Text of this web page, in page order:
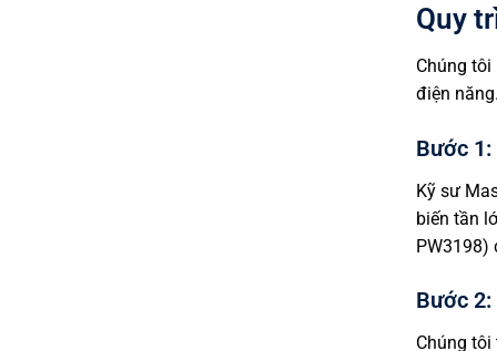
Quy
Chúng
điện năng.
Bước
Kỹ sư
biến tần
PW3198)
Bước
Chúng